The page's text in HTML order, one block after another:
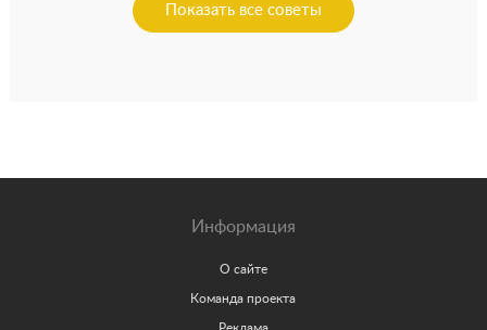
Показать все советы
Информация
О сайте
Команда проекта